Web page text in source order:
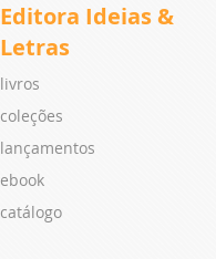
Editora Ideias &
Letras
livros
coleções
lançamentos
ebook
catálogo